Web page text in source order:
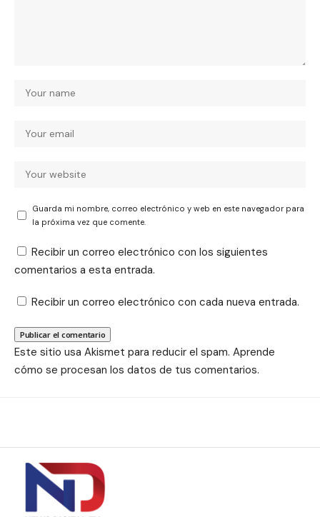
Guarda mi nombre, correo electrónico y web en este navegador para
la próxima vez que comente.
Recibir un correo electrónico con los siguientes
comentarios a esta entrada.
Recibir un correo electrónico con cada nueva entrada.
Este sitio usa Akismet para reducir el spam. Aprende
cómo se procesan los datos de tus comentarios.